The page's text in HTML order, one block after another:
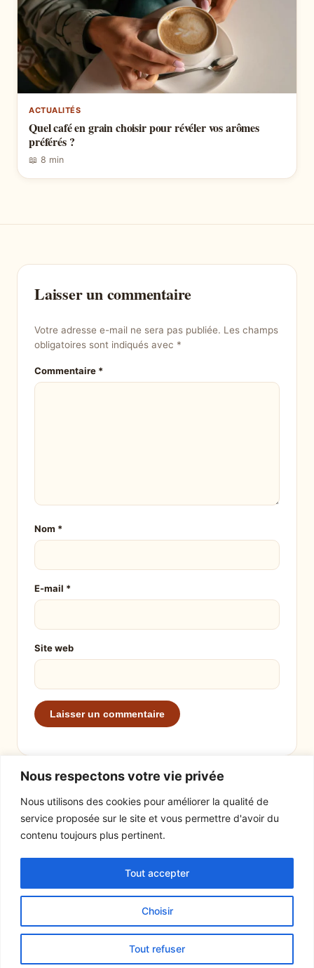
Nous respectons votre vie privée
Nous utilisons des cookies pour améliorer la qualité de
service proposée sur le site et vous permettre d'avoir du
contenu toujours plus pertinent.
Choisir
Tout refuser
Tout accepter
ACTUALITÉS
Quel café en grain choisir pour révéler vos arômes
préférés ?
📖 8 min
Laisser un commentaire
Votre adresse e-mail ne sera pas publiée. Les champs
obligatoires sont indiqués avec *
Commentaire *
Nom *
E-mail *
Site web
Actualités
Mentions légales
© 2026 Tout un fromage